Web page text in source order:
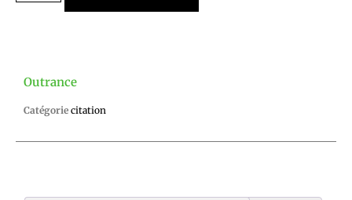
Outrance
Catégorie citation